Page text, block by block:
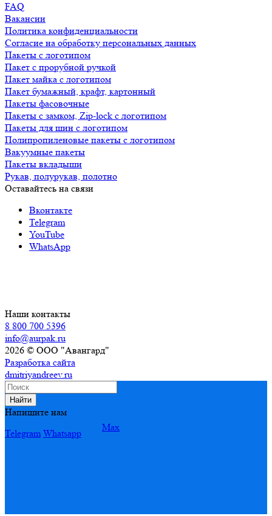
FAQ
Вакансии
Политика конфиденциальности
Согласие на обработку персональных данных
Пакеты с логотипом
Пакет с прорубной ручкой
Пакет майка с логотипом
Пакет бумажный, крафт, картонный
Пакеты фасовочные
Пакеты с замком, Zip-lock с логотипом
Пакеты для шин с логотипом
Полипропиленовые пакеты с логотипом
Вакуумные пакеты
Пакеты вкладыши
Рукав, полурукав, полотно
Оставайтесь на связи
Вконтакте
Telegram
YouTube
WhatsApp
Наши контакты
8 800 700 5396
info@aurpak.ru
2026 © ООО "Авангард"
Разработка сайта
dmitriyandreev.ru
Найти
Напишите нам
Telegram Whatsapp
Max